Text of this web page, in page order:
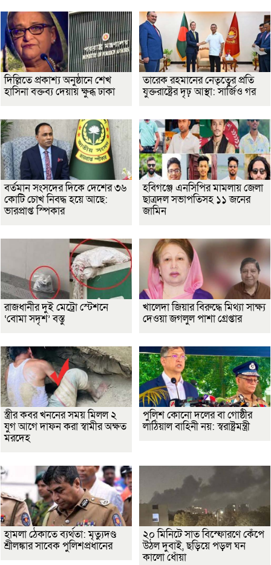
দিল্লিতে প্রকাশ্য অনুষ্ঠানে শেখ
হাসিনা বক্তব্য দেয়ায় ক্ষুব্ধ ঢাকা
তারেক রহমানের নেতৃত্বের প্রতি
যুক্তরাষ্ট্রের দৃঢ় আস্থা: সার্জিও গর
বর্তমান সংসদের দিকে দেশের ৩৬
কোটি চোখ নিবদ্ধ হয়ে আছে:
ভারপ্রাপ্ত স্পিকার
হবিগঞ্জে এনসিপির মামলায় জেলা
ছাত্রদল সভাপতিসহ ১১ জনের
জামিন
রাজধানীর দুই মেট্রো স্টেশনে
‘বোমা সদৃশ’ বস্তু
খালেদা জিয়ার বিরুদ্ধে মিথ্যা সাক্ষ্য
দেওয়া জগলুল পাশা গ্রেপ্তার
স্ত্রীর কবর খননের সময় মিলল ২
যুগ আগে দাফন করা স্বামীর অক্ষত
মরদেহ
পুলিশ কোনো দলের বা গোষ্ঠীর
লাঠিয়াল বাহিনী নয়: স্বরাষ্ট্রমন্ত্রী
হামলা ঠেকাতে ব্যর্থতা: মৃত্যুদণ্ড
শ্রীলঙ্কার সাবেক পুলিশপ্রধানের
২০ মিনিটে সাত বিস্ফোরণে কেঁপে
উঠল দুবাই, ছড়িয়ে পড়ল ঘন
কালো ধোঁয়া